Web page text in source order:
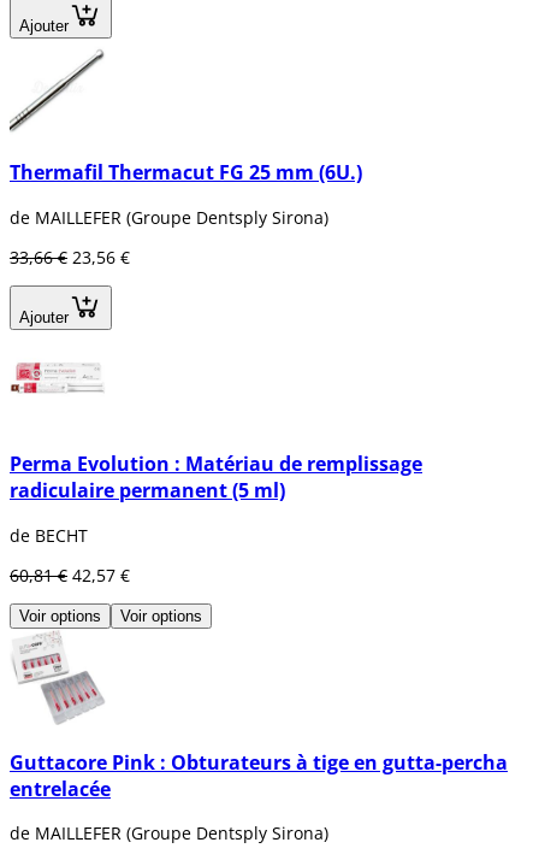
Ajouter
Thermafil Thermacut FG 25 mm (6U.)
de MAILLEFER (Groupe Dentsply Sirona)
33,66 € 23,56 €
Ajouter
Perma Evolution : Matériau de remplissage
radiculaire permanent (5 ml)
de BECHT
60,81 € 42,57 €
Voir options Voir options
Guttacore Pink : Obturateurs à tige en gutta-percha
entrelacée
de MAILLEFER (Groupe Dentsply Sirona)